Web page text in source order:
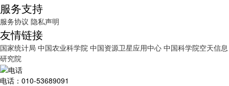
服务支持
服务协议 隐私声明
友情链接
国家统计局 中国农业科学院 中国资源卫星应用中心 中国科学院空天信息
研究院
电话：010-53689091